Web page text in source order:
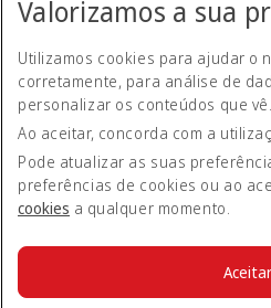
Declaração de acessibilidade
Contacte-nos
Política de privacidade
Termos e condições
Política de cookies
Cibersegurança
Valorizamos a sua
Utilizamos cookies para ajudar o
corretamente, para análise de
personalizar os conteúdos que vê.
Ao aceitar, concorda com a
Pode atualizar as suas
preferências de cookies ou ao
cookies a qualquer momento.
Aceitar